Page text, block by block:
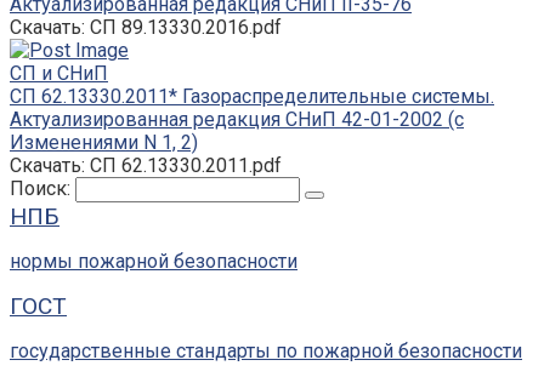
Скачать: СП 89.13330.2016.pdf
СП и СНиП
СП 62.13330.2011* Газораспределительные системы.
Актуализированная редакция СНиП 42-01-2002 (с
Изменениями N 1, 2)
Скачать: СП 62.13330.2011.pdf
Поиск:
НПБ
нормы пожарной безопасности
ГОСТ
государственные стандарты по пожарной безопасности